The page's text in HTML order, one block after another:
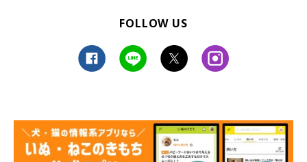
FOLLOW US